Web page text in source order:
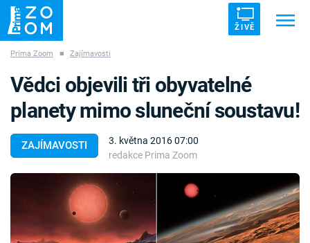
ŽIVĚ
ZÁHADY VETŘELCI DÁVNOVĚKU
Témata
Témata
Prima Zoom ■ Zajímavosti
ZAJÍMAVOSTI
3. května 2016 07:00
redakce Prima Zoom
Vědci objevili tři obyvatelné
planety mimo sluneční soustavu!